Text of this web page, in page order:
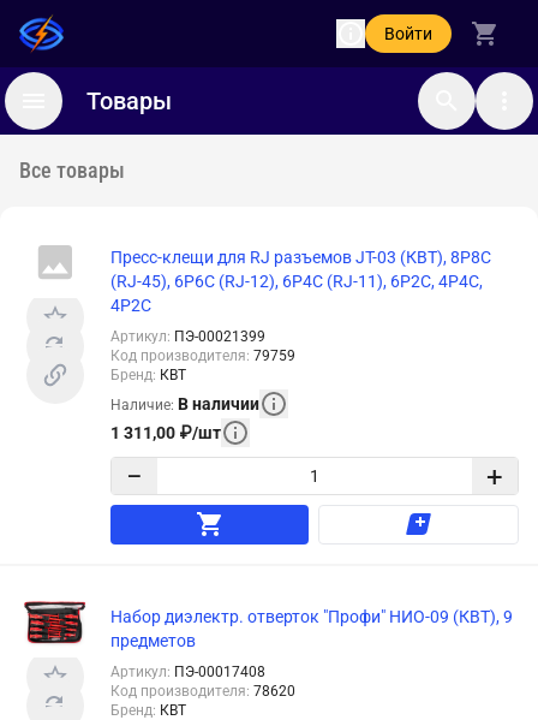
Войти
Товары
Все товары
Пресс-клещи для RJ разъемов JT-03 (КВТ), 8Р8С
(RJ-45), 6Р6С (RJ-12), 6P4C (RJ-11), 6Р2С, 4P4C,
4P2C
Артикул: ПЭ-00021399
Код производителя: 79759
Бренд: КВТ
Наличие: В наличии
1 311,00 ₽/шт
− +
Набор диэлектр. отверток "Профи" НИО-09 (КВТ), 9
предметов
Артикул: ПЭ-00017408
Код производителя: 78620
Бренд: КВТ